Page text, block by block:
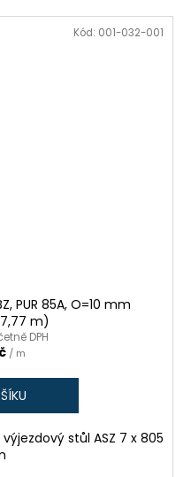
PUR 85A, O=10 mm
m)
DPH
/ m
stůl ASZ 7 x 805
Kód: 001-032-001